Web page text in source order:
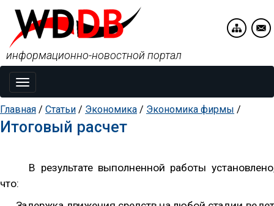
Toggle
navigation
информационно-новостной портал
Главная / Статьи / Экономика / Экономика фирмы /
Итоговый расчет
В результате выполненной работы
что: